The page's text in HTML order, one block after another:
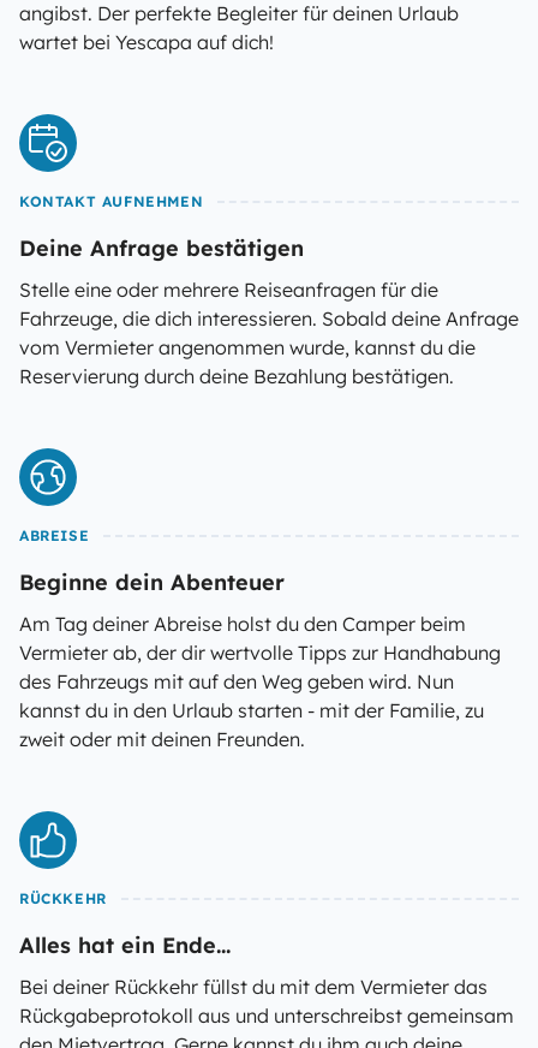
angibst. Der perfekte Begleiter für deinen Urlaub
wartet bei Yescapa auf dich!
KONTAKT AUFNEHMEN
Deine Anfrage bestätigen
Stelle eine oder mehrere Reiseanfragen für die
Fahrzeuge, die dich interessieren. Sobald deine Anfrage
vom Vermieter angenommen wurde, kannst du die
Reservierung durch deine Bezahlung bestätigen.
ABREISE
Beginne dein Abenteuer
Am Tag deiner Abreise holst du den Camper beim
Vermieter ab, der dir wertvolle Tipps zur Handhabung
des Fahrzeugs mit auf den Weg geben wird. Nun
kannst du in den Urlaub starten - mit der Familie, zu
zweit oder mit deinen Freunden.
RÜCKKEHR
Alles hat ein Ende...
Bei deiner Rückkehr füllst du mit dem Vermieter das
Rückgabeprotokoll aus und unterschreibst gemeinsam